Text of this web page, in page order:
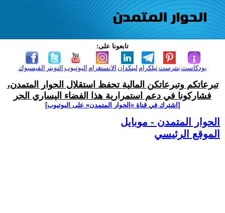
تابعونا على:
الفيسبوك التويتر اليوتيوب الانستغرام لينكدإن تيلكرامبنترست بودكاست
تبرعاتكم وتبرعاتكن المالية تحفظ استقلال الحوار المتمدن،
فشاركونا في دعم استمرارية هذا الفضاء اليساري الحر
[اشترك في قناة ‫«الحوار المتمدن» على اليوتيوب]
الحوار المتمدن - موبايل
الموقع الرئيسي